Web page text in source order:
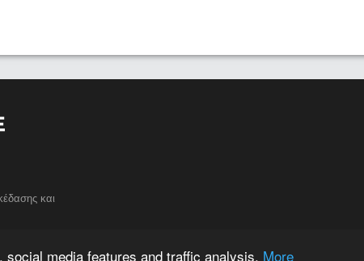
media features and traffic analysis. More
και